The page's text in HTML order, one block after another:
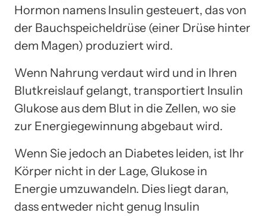
Hormon namens Insulin gesteuert, das von
der Bauchspeicheldrüse (einer Drüse hinter
dem Magen) produziert wird.
Wenn Nahrung verdaut wird und in Ihren
Blutkreislauf gelangt, transportiert Insulin
Glukose aus dem Blut in die Zellen, wo sie
zur Energiegewinnung abgebaut wird.
Wenn Sie jedoch an Diabetes leiden, ist Ihr
Körper nicht in der Lage, Glukose in
Energie umzuwandeln. Dies liegt daran,
dass entweder nicht genug Insulin